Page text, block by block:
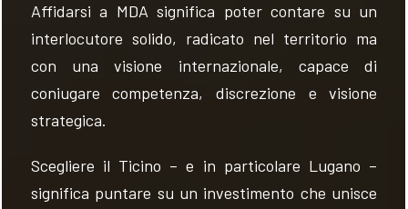
Affidarsi a MDA significa poter contare su un
interlocutore solido, radicato nel territorio ma
con una visione internazionale, capace di
coniugare competenza, discrezione e visione
strategica.
Scegliere il Ticino – e in particolare Lugano –
significa puntare su un investimento che unisce